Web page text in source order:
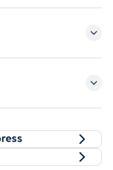
Food Express
wir frisch